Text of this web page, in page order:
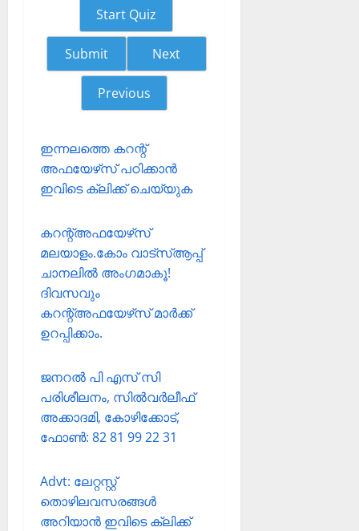
Previous
Start Quiz
Next
ഇന്നലത്തെ കറന്റ്
അഫയേഴ്‌സ് പഠിക്കാന്‍
ഇവിടെ ക്ലിക്ക് ചെയ്യുക
കറന്റ്അഫയേഴ്‌സ്
മലയാളം.കോം വാട്‌സ്ആപ്പ്
ചാനലില്‍ അംഗമാകൂ!
ദിവസവും
കറന്റ്അഫയേഴ്‌സ് മാര്‍ക്ക്
ഉറപ്പിക്കാം.
ജനറല്‍ പി എസ് സി
പരിശീലനം, സില്‍വര്‍ലീഫ്
അക്കാദമി, കോഴിക്കോട്,
ഫോണ്‍: 82 81 99 22 31
Advt: ലേറ്റസ്റ്റ്
തൊഴിലവസരങ്ങള്‍
അറിയാന്‍ ഇവിടെ ക്ലിക്ക്